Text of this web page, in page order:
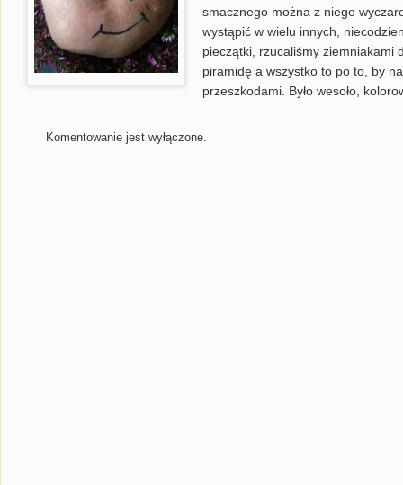
smacznego można z niego
wystąpić w wielu innych,
pieczątki, rzucaliśmy ziemniakami
piramidę a wszystko to po to, by
przeszkodami. Było wesoło,
Komentowanie jest wyłączone.